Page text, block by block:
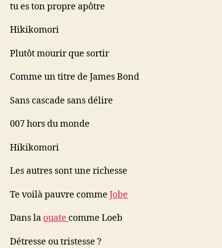
tu es ton propre apôtre
Hikikomori
Plutôt mourir que sortir
Comme un titre de James Bond
Sans cascade sans délire
007 hors du monde
Hikikomori
Les autres sont une richesse
Te voilà pauvre comme Jobe
Dans la ouate comme Loeb
Détresse ou tristesse ?